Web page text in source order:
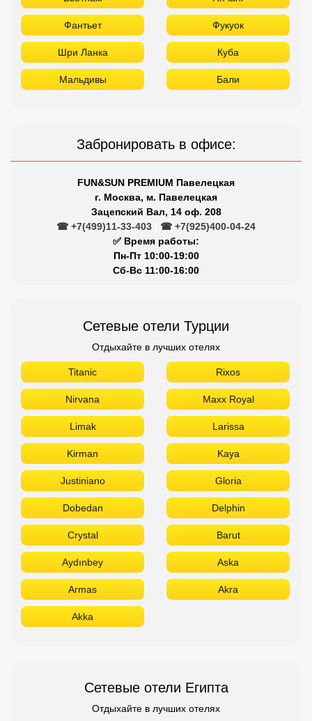
Фантьет Фукуок
Шри Ланка Куба
Мальдивы Бали
Забронировать в офисе:
FUN&SUN PREMIUM Павелецкая
г. Москва, м. Павелецкая
Зацепский Вал, 14 оф. 208
☎ +7(499)11-33-403
☎ +7(925)400-04-24
✅ Время работы:
Пн-Пт 10:00-19:00
Сб-Вс 11:00-16:00
Сетевые отели Турции
Отдыхайте в лучших отелях
Titanic Rixos
Nirvana Maxx Royal
Limak Larissa
Kirman Kaya
Justiniano Gloria
Dobedan Delphin
Crystal Barut
Aydınbey Aska
Armas Akra
Akka
Сетевые отели Египта
Отдыхайте в лучших отелях